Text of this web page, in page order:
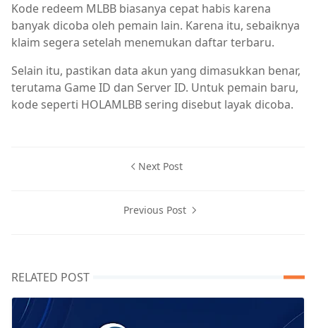
Kode redeem MLBB biasanya cepat habis karena
banyak dicoba oleh pemain lain. Karena itu, sebaiknya
klaim segera setelah menemukan daftar terbaru.
Selain itu, pastikan data akun yang dimasukkan benar,
terutama Game ID dan Server ID. Untuk pemain baru,
kode seperti HOLAMLBB sering disebut layak dicoba.
Next Post
Previous Post
RELATED POST